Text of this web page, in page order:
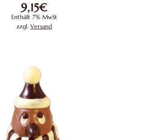
9,15€
Enthält 7% MwSt
zzgl. Versand